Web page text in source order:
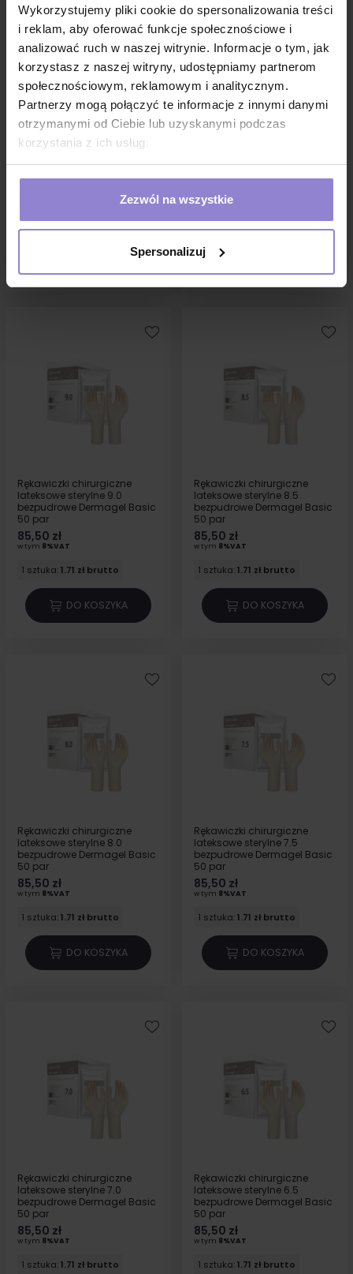
Wykorzystujemy pliki cookie do spersonalizowania treści
i reklam, aby oferować funkcje społecznościowe i
analizować ruch w naszej witrynie. Informacje o tym, jak
korzystasz z naszej witryny, udostępniamy partnerom
społecznościowym, reklamowym i analitycznym.
Partnerzy mogą połączyć te informacje z innymi danymi
otrzymanymi od Ciebie lub uzyskanymi podczas
korzystania z ich usług.
Zezwól na wszystkie
Spersonalizuj
Rękawiczki chirurgiczne
lateksowe sterylne 6.5
1 sztuka:1.69 zł brutto
w tym 8%VAT
1 sztuka:1.69 zł brutto
Rękawiczki chirurgiczne
lateksowe sterylne 9.0
bezpudrowe Dermagel Basic
50 par
85,50 zł
w tym 8%VAT
1 sztuka:1.71 zł brutto
DO KOSZYKA
Rękawiczki chirurgiczne
lateksowe sterylne 8.5
bezpudrowe Dermagel Basic
50 par
85,50 zł
w tym 8%VAT
1 sztuka:1.71 zł brutto
DO KOSZYKA
Rękawiczki chirurgiczne
lateksowe sterylne 8.0
bezpudrowe Dermagel Basic
50 par
85,50 zł
w tym 8%VAT
1 sztuka:1.71 zł brutto
DO KOSZYKA
Rękawiczki chirurgiczne
lateksowe sterylne 7.5
bezpudrowe Dermagel Basic
50 par
85,50 zł
w tym 8%VAT
1 sztuka:1.71 zł brutto
DO KOSZYKA
Rękawiczki chirurgiczne
lateksowe sterylne 7.0
bezpudrowe Dermagel Basic
50 par
85,50 zł
w tym 8%VAT
1 sztuka:1.71 zł brutto
Rękawiczki chirurgiczne
lateksowe sterylne 6.5
bezpudrowe Dermagel Basic
50 par
85,50 zł
w tym 8%VAT
1 sztuka:1.71 zł brutto